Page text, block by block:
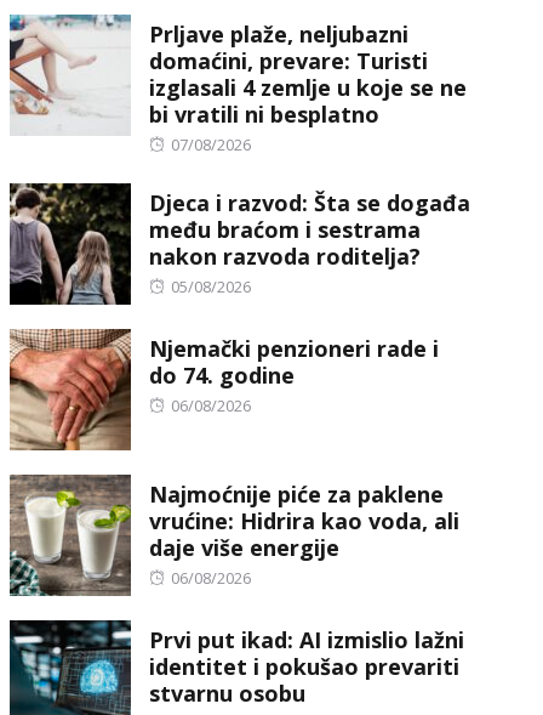
Prljave plaže, neljubazni
domaćini, prevare: Turisti
izglasali 4 zemlje u koje se ne
bi vratili ni besplatno
Posted
07/08/2026
Djeca i razvod: Šta se događa
među braćom i sestrama
nakon razvoda roditelja?
Posted
05/08/2026
Njemački penzioneri rade i
do 74. godine
Posted
06/08/2026
Najmoćnije piće za paklene
vrućine: Hidrira kao voda, ali
daje više energije
Posted
06/08/2026
Prvi put ikad: AI izmislio lažni
identitet i pokušao prevariti
stvarnu osobu